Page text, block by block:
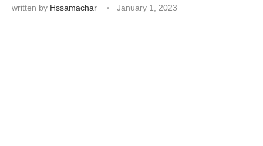
written by Hssamachar January 1, 2023